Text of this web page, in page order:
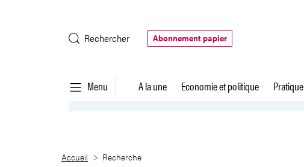
Rechercher
Abonnement papier
Menu A la une Economie et politique Pratique
Recherche
Accueil Recherche